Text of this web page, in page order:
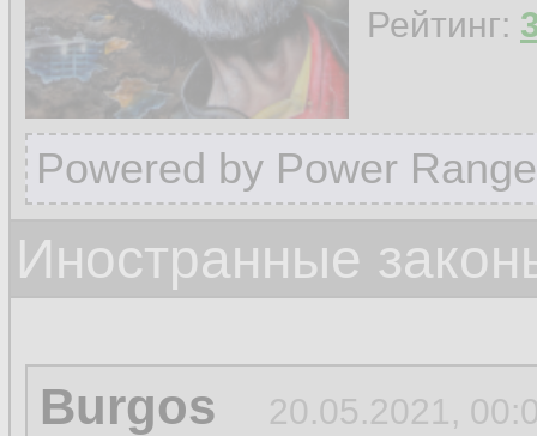
Рейтинг:
Powered by Power
Иностранные
Burgos 20.05.2021,